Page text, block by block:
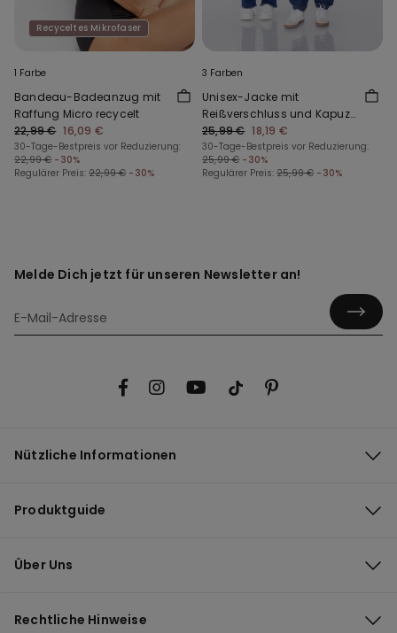
Recyceltes Mikrofaser
1 Farbe
Bandeau-Badeanzug mit
Raffung Micro recycelt
22,99 € 16,09 €
30-Tage-Bestpreis vor Reduzierung:
22,99 € -30%
Regulärer Preis: 22,99 € -30%
3 Farben
Unisex-Jacke mit
Reißverschluss und Kapuze
aus Funktionsgewebe für
Kinder
25,99 € 18,19 €
30-Tage-Bestpreis vor Reduzierung:
25,99 € -30%
Regulärer Preis: 25,99 € -30%
Melde Dich jetzt für unseren Newsletter an!
Nützliche Informationen
Produktguide
Über Uns
Rechtliche Hinweise